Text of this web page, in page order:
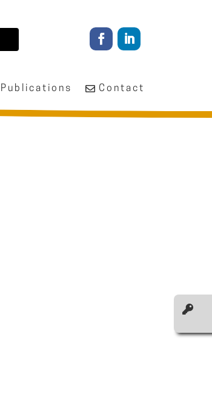
Publications Contact